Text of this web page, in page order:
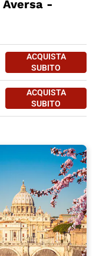
Aversa -
TRENO
ACQUISTA
ACQUISTA
SUBITOAVERSA -
BIGLIETTO TRENO
ACQUISTA
SUBITO
ROMA -